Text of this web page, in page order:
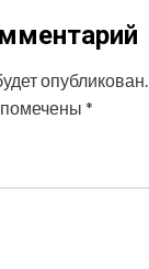
опубликован.
*